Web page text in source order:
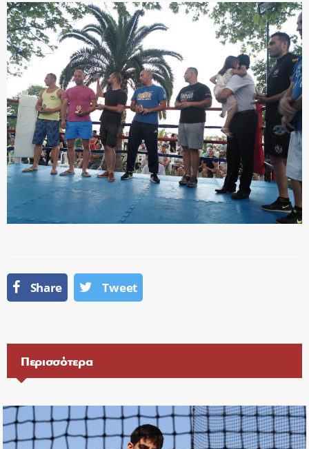
Share Tweet
Περισσότερα